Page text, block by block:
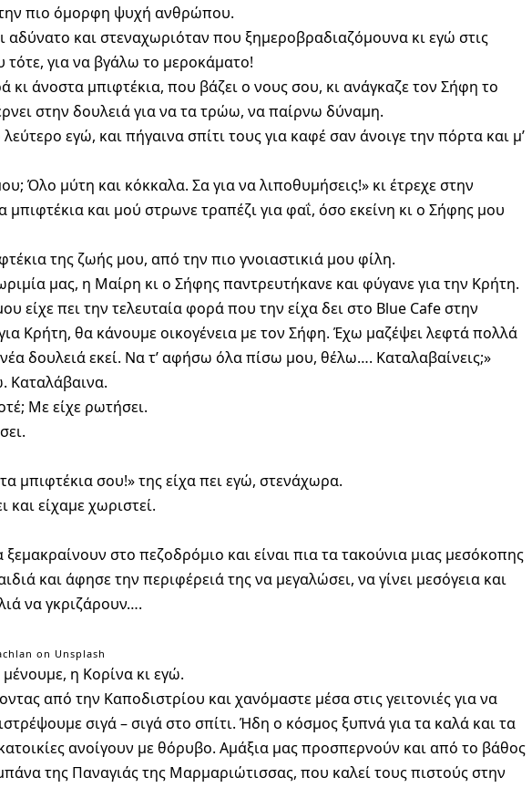
την πιο όμορφη ψυχή ανθρώπου.
αδύνατο και στεναχωριόταν που ξημεροβραδιαζόμουνα κι εγώ στις
τότε, για να βγάλω το μεροκάματο!
κι άνοστα μπιφτέκια, που βάζει ο νους σου, κι ανάγκαζε τον Σήφη το
στην δουλειά για να τα τρώω, να παίρνω δύναμη.
εγώ, και πήγαινα σπίτι τους για καφέ σαν άνοιγε την πόρτα και μ’
Όλο μύτη και κόκκαλα. Σα για να λιποθυμήσεις!» κι έτρεχε στην
μπιφτέκια και μού στρωνε τραπέζι για φαΐ, όσο εκείνη κι ο Σήφης μου
της ζωής μου, από την πιο γνοιαστικιά μου φίλη.
μας, η Μαίρη κι ο Σήφης παντρευτήκανε και φύγανε για την Κρήτη.
είχε πει την τελευταία φορά που την είχα δει στο Blue Cafe στην
Κρήτη, θα κάνουμε οικογένεια με τον Σήφη. Έχω μαζέψει λεφτά πολλά
δουλειά εκεί. Να τ’ αφήσω όλα πίσω μου, θέλω…. Καταλαβαίνεις;»
Καταλάβαινα.
Με είχε ρωτήσει.
μπιφτέκια σου!» της είχα πει εγώ, στενάχωρα.
και είχαμε χωριστεί.
ξεμακραίνουν στο πεζοδρόμιο και είναι πια τα τακούνια μιας μεσόκοπης
και άφησε την περιφέρειά της να μεγαλώσει, να γίνει μεσόγεια και
να γκριζάρουν….
on Unsplash
η Κορίνα κι εγώ.
από την Καποδιστρίου και χανόμαστε μέσα στις γειτονιές για να
σιγά – σιγά στο σπίτι. Ήδη ο κόσμος ξυπνά για τα καλά και τα
ανοίγουν με θόρυβο. Αμάξια μας προσπερνούν και από το βάθος
της Παναγιάς της Μαρμαριώτισσας, που καλεί τους πιστούς στην